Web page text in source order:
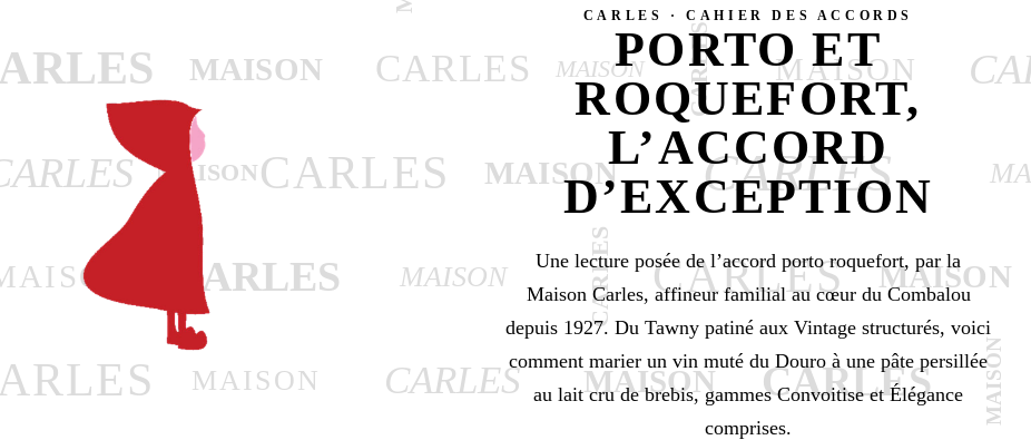
MAISON CARLES MAISON CARLES MAISON
MAISONCARLES MAISON CARLES
CARLES MAISON CARLES CARLES MAISON
MAISON CARLES MAISON CARLES MAISON
CARLES · CAHIER DES ACCORDS
PORTO ET
ROQUEFORT,
L’ACCORD
D’EXCEPTION
Une lecture posée de l’accord porto roquefort, par la
Maison Carles, affineur familial au cœur du Combalou
depuis 1927. Du Tawny patiné aux Vintage structurés, voici
comment marier un vin muté du Douro à une pâte persillée
au lait cru de brebis, gammes Convoitise et Élégance
comprises.